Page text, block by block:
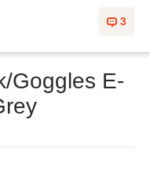
3
Goggles E-